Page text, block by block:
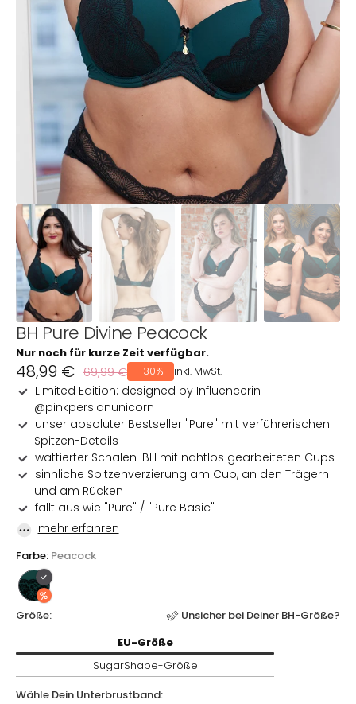
in
Galerieansicht
öffnen
BH Pure Divine Peacock
Nur noch für kurze Zeit verfügbar.
Normaler
Preis
69,99 €Verkaufspreis
48,99 € -30% inkl. MwSt.
Limited Edition: designed by Influencerin
@pinkpersianunicorn
unser absoluter Bestseller "Pure" mit verführerischen
Spitzen-Details
wattierter Schalen-BH mit nahtlos gearbeiteten Cups
sinnliche Spitzenverzierung am Cup, an den Trägern
und am Rücken
fällt aus wie "Pure" / "Pure Basic"
mehr erfahren
Farbe: Peacock
Größe: Unsicher bei Deiner BH-Größe?
Größe / SugarShape-Größe
EU-Größe
SugarShape-Größe
Wähle Dein Unterbrustband: